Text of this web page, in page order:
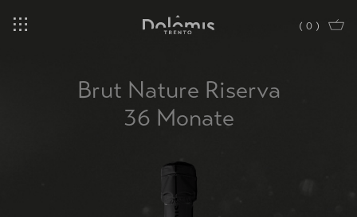
( 0 )
Brut Nature Riserva
36 Monate